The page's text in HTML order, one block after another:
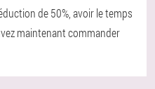
de 50%, avoir le temps
maintenant commander